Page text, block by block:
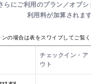
らにご利用のプラン／オプシ
利用料が加算されま
ンの場合は表をスワイプしてご覧く
チェックイン・ア
ウト